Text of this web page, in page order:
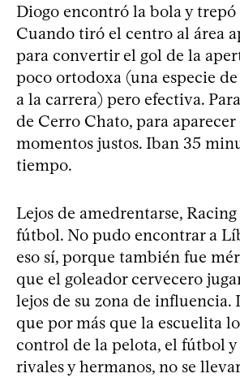
Diogo encontró la bola y
Cuando tiró el centro al área
para convertir el gol de la
poco ortodoxa (una especie
a la carrera) pero efectiva.
de Cerro Chato, para aparecer
momentos justos. Iban 35
tiempo.
Lejos de amedrentarse,
fútbol. No pudo encontrar a
eso sí, porque también fue
que el goleador cervecero
lejos de su zona de influencia.
que por más que la escuelita
control de la pelota, el fútbol
rivales y hermanos, no se